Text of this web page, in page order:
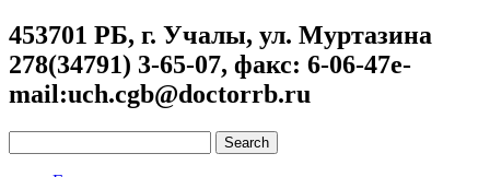
453701 РБ, г. Учалы, ул. Муртазина
278(34791) 3-65-07, факс: 6-06-47e-
mail:uch.cgb@doctorrb.ru